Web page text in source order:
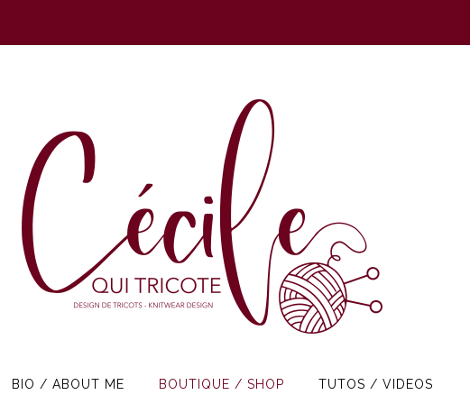
BIO / ABOUT ME BOUTIQUE / SHOP TUTOS / VIDEOS